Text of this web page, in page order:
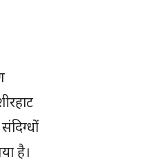
है।